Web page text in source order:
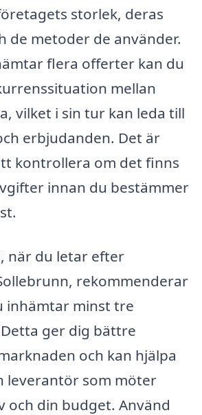
storlek, deras
de metoder de använder.
flera offerter kan du
mellan
vilket i sin tur kan leda till
erbjudanden. Det är
kontrollera om det finns
innan du bestämmer
när du letar efter
rekommenderar
inhämtar minst tre
ger dig bättre
och kan hjälpa
leverantör som möter
och din budget. Använd